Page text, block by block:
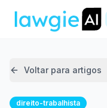
Voltar para artigos
direito-trabalhista